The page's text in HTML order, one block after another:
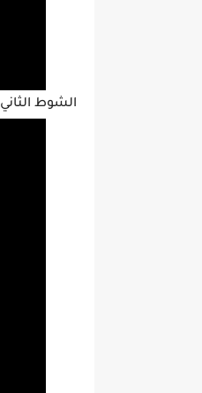
الشوط الثاني